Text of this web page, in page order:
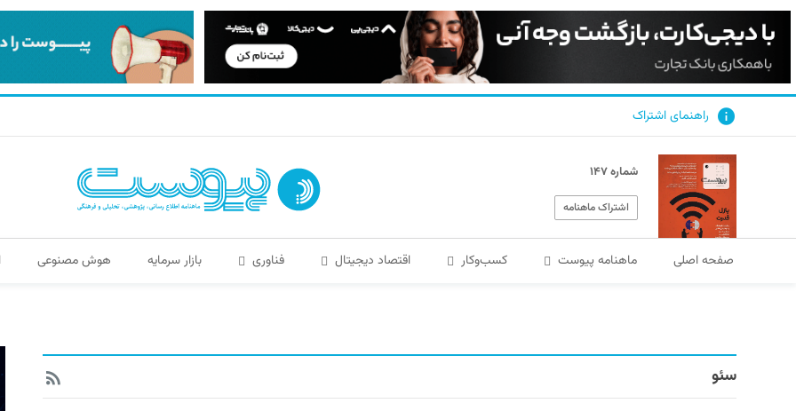
راهنمای اشتراک
شماره ۱۴۷
اشتراک ماهنامه
صفحه اصلی ماهنامه پیوست کسب‌و‌کار اقتصاد دیجیتال فناوری بازار سرمایه هوش مصنوعی
سئو